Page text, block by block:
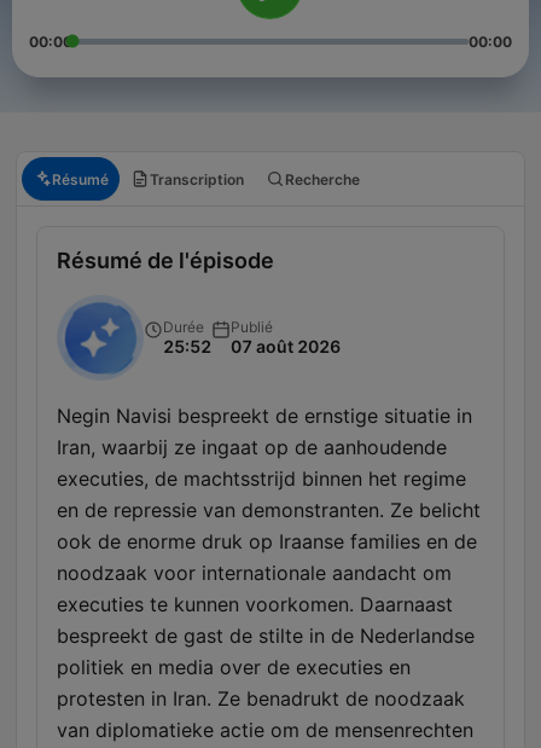
00:00 00:00
Résumé Transcription Recherche
Résumé de l'épisode
Durée
25:52
Publié
07 août 2026
Negin Navisi bespreekt de ernstige situatie in
Iran, waarbij ze ingaat op de aanhoudende
executies, de machtsstrijd binnen het regime
en de repressie van demonstranten. Ze belicht
ook de enorme druk op Iraanse families en de
noodzaak voor internationale aandacht om
executies te kunnen voorkomen. Daarnaast
bespreekt de gast de stilte in de Nederlandse
politiek en media over de executies en
protesten in Iran. Ze benadrukt de noodzaak
van diplomatieke actie om de mensenrechten